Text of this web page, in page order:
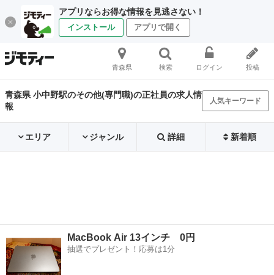
アプリならお得な情報を見逃さない！
インストール アプリで開く
青森県 検索 ログイン 投稿
青森県 小中野駅のその他(専門職)の正社員の求人情
報
人気キーワード
エリア ジャンル 詳細 新着順
MacBook Air 13インチ 0円
抽選でプレゼント！応募は1分